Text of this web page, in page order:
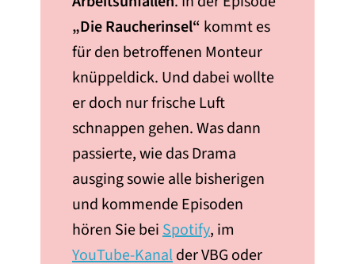
„Die Raucherinsel“ kommt es
für den betroffenen Monteur
knüppeldick. Und dabei wollte
er doch nur frische Luft
schnappen gehen. Was dann
passierte, wie das Drama
ausging sowie alle bisherigen
und kommende Episoden
hören Sie beiSpotify, im
YouTube-Kanalder VBG oder